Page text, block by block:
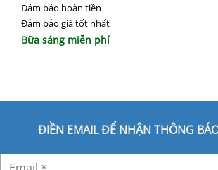
Đảm bảo hoàn tiền
Đảm bảo giá tốt nhất
Bữa sáng miễn phí
ĐIỀN EMAIL ĐỂ NHẬN THÔNG